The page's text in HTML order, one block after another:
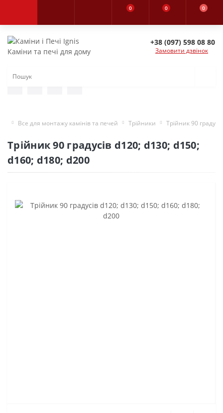
0 0 0
Каміни та печі для дому
+38 (097) 598 08 80
Замовити дзвінок
Все для монтажу камінів та печей Трійники Трійник 90
Трійник 90 градусів d120; d130; d150;
d160; d180; d200